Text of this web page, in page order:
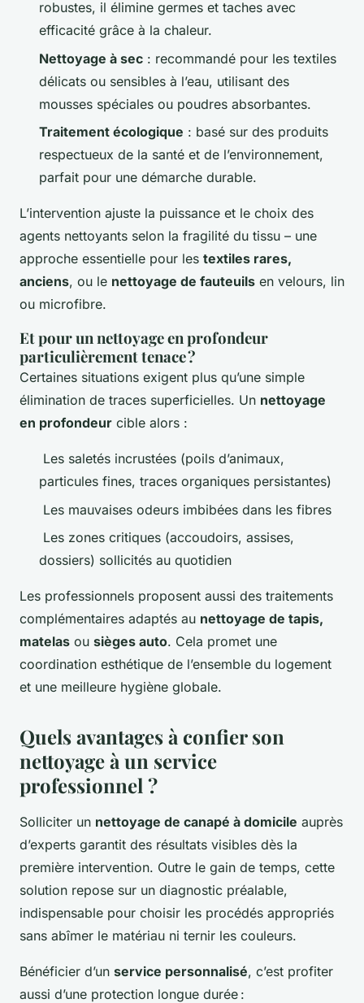
robustes, il élimine germes et taches avec
efficacité grâce à la chaleur.
Nettoyage à sec : recommandé pour les textiles
délicats ou sensibles à l’eau, utilisant des
mousses spéciales ou poudres absorbantes.
Traitement écologique : basé sur des produits
respectueux de la santé et de l’environnement,
parfait pour une démarche durable.
L’intervention ajuste la puissance et le choix des
agents nettoyants selon la fragilité du tissu – une
approche essentielle pour les textiles rares,
anciens, ou le nettoyage de fauteuils en velours, lin
ou microfibre.
Et pour un nettoyage en profondeur
particulièrement tenace ?
Certaines situations exigent plus qu’une simple
élimination de traces superficielles. Un nettoyage
en profondeur cible alors :
Les saletés incrustées (poils d’animaux,
particules fines, traces organiques persistantes)
Les mauvaises odeurs imbibées dans les fibres
Les zones critiques (accoudoirs, assises,
dossiers) sollicités au quotidien
Les professionnels proposent aussi des traitements
complémentaires adaptés au nettoyage de tapis,
matelas ou sièges auto. Cela promet une
coordination esthétique de l’ensemble du logement
et une meilleure hygiène globale.
Quels avantages à confier son
nettoyage à un service
professionnel ?
Solliciter un nettoyage de canapé à domicile auprès
d’experts garantit des résultats visibles dès la
première intervention. Outre le gain de temps, cette
solution repose sur un diagnostic préalable,
indispensable pour choisir les procédés appropriés
sans abîmer le matériau ni ternir les couleurs.
Bénéficier d’un service personnalisé, c’est profiter
aussi d’une protection longue durée :